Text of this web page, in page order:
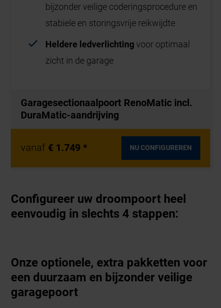
bijzonder veilige coderingsprocedure en
stabiele en storingsvrije reikwijdte
Heldere ledverlichtingvoor optimaal
zicht in de garage
Garagesectionaalpoort RenoMatic incl.
DuraMatic-aandrijving
vanaf € 1.749 * NU CONFIGUREREN
Configureer uw droompoort heel
eenvoudig in slechts 4 stappen:
Onze optionele, extra pakketten voor
een duurzaam en bijzonder veilige
garagepoort